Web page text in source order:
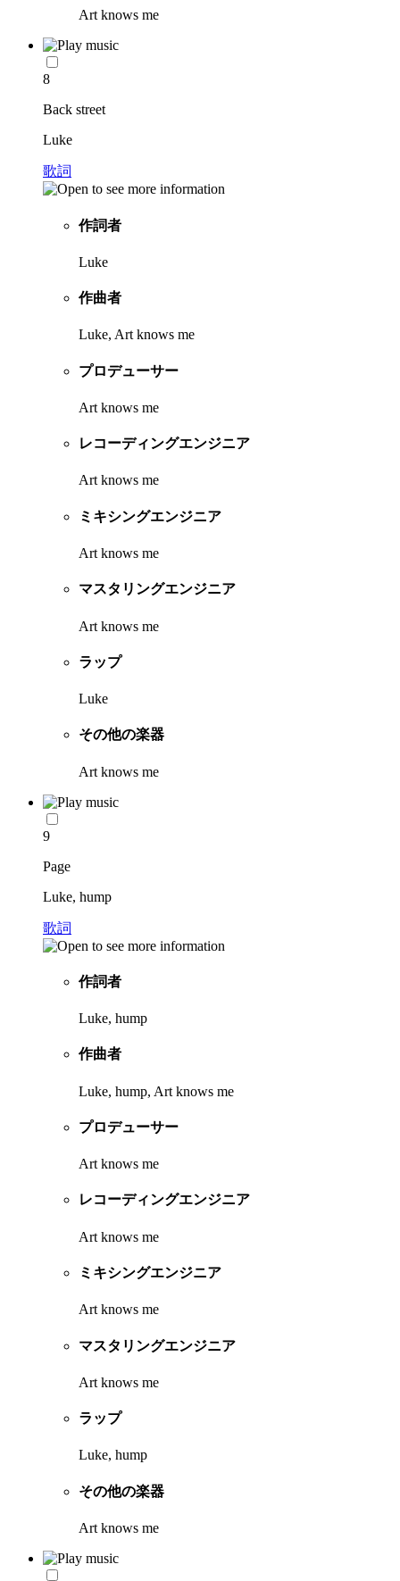
Art knows me
8
Back street
Luke
歌詞
作詞者
Luke
作曲者
Luke, Art knows me
プロデューサー
Art knows me
レコーディングエンジニア
Art knows me
ミキシングエンジニア
Art knows me
マスタリングエンジニア
Art knows me
ラップ
Luke
その他の楽器
Art knows me
9
Page
Luke, hump
歌詞
作詞者
Luke, hump
作曲者
Luke, hump, Art knows me
プロデューサー
Art knows me
レコーディングエンジニア
Art knows me
ミキシングエンジニア
Art knows me
マスタリングエンジニア
Art knows me
ラップ
Luke, hump
その他の楽器
Art knows me